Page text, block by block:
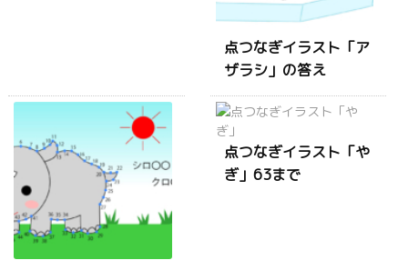
点つなぎイラスト「ア
ザラシ」の答え
点つなぎイラスト「や
ぎ」63まで